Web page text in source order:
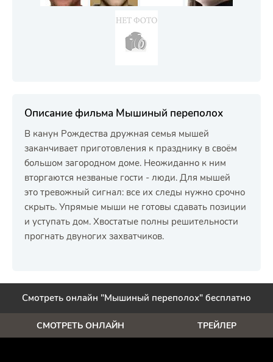
Описание фильма Мышиный переполох
В канун Рождества дружная семья мышей
заканчивает приготовления к празднику в своём
большом загородном доме. Неожиданно к ним
вторгаются незваные гости - люди. Для мышей
это тревожный сигнал: все их следы нужно срочно
скрыть. Упрямые мыши не готовы сдавать позиции
и уступать дом. Хвостатые полны решительности
прогнать двуногих захватчиков.
Смотреть онлайн "Мышиный переполох" бесплатно
СМОТРЕТЬ ОНЛАЙН ТРЕЙЛЕР